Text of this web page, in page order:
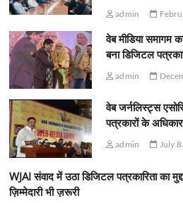
admin
वेब मीडिया समागम
बना डिजिटल
admin
वेब जर्नलिस्ट्स
पत्रकारों के
admin July
WJAI संवाद में उठा डिजिटल पत्रकारिता का
ज़िम्मेदारी भी ज़रूरी